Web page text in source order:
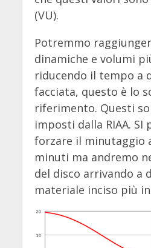
(VU).
Potremmo
dinamiche e volumi
riducendo il tempo a
facciata, questo è lo
riferimento. Questi
imposti dalla RIAA. SI
forzare il minutaggio
minuti ma andremo
del disco arrivando a
materiale inciso più